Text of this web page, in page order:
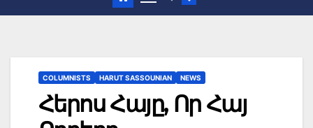
COLUMNISTS HARUT SASSOUNIAN NEWS
Հերոս Հայը, Որ Հայ